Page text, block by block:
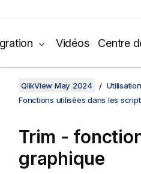
Vidéos Centre
QlikView May 2024
Fonctions utilisées dans les
Trim -
graphique